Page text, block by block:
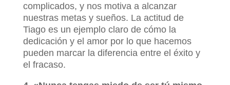
complicados, y nos motiva a alcanzar
nuestras metas y sueños. La actitud de
Tiago es un ejemplo claro de cómo la
dedicación y el amor por lo que hacemos
pueden marcar la diferencia entre el éxito y
el fracaso.